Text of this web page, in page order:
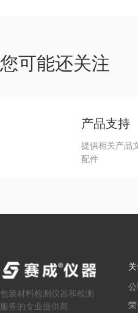
您可能还关注
产品支持
提供相关产品
配件
包装材料检测仪器和检测
服务的专业提供商